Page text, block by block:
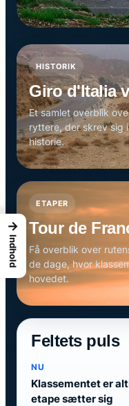
HISTORIK
Giro d'Italia
Et samlet overblik
ryttere, der skrev sig
historie.
ETAPER
Tour de
Få overblik over
de dage, hvor
hovedet.
Feltets puls
NU
Klassementet er
etape sætter sig
→
Indhold